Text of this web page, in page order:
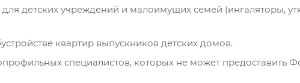
детских учреждений и малоимущих семей (ингаляторы,
квартир выпускников детских домов.
специалистов, которых не может предоставить